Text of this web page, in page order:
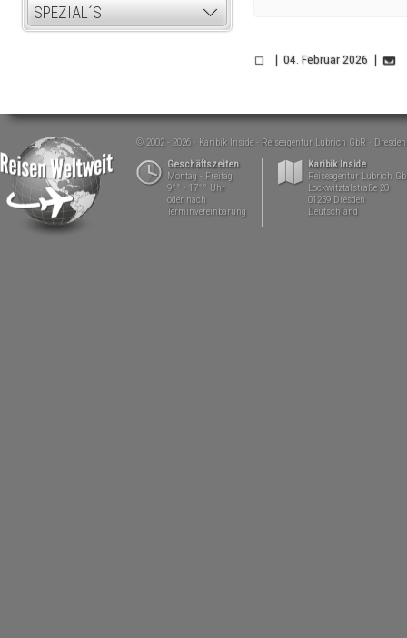
SPEZIAL´S
04. Februar 2026
© 2002 - 2026 Karibik Inside - Reiseagentur Lubrich GbR
Dresden
Geschäftszeiten
Montag - Freitag
9°° - 17°° Uhr
oder nach
Terminvereinbarung
Karibik Inside
Reiseagentur Lubrich
Lockwitztalstraße 20
01259 Dresden
Deutschland